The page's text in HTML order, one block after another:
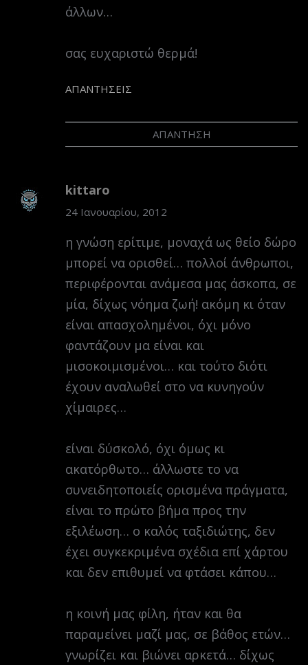
άλλων…
σας ευχαριστώ θερμά!
ΑΠΑΝΤΉΣΕΙΣ
ΑΠΆΝΤΗΣΗ
kittaro
24 Ιανουαρίου, 2012
η γνώση ερίτιμε, μοναχά ως θείο δώρο
μπορεί να ορισθεί… πολλοί άνθρωποι,
περιφέρονται ανάμεσα μας άσκοπα, σε
μία, δίχως νόημα ζωή! ακόμη κι όταν
είναι απασχολημένοι, όχι μόνο
φαντάζουν μα είναι και
μισοκοιμισμένοι… και τούτο διότι
έχουν αναλωθεί στο να κυνηγούν
χίμαιρες…
είναι δύσκολό, όχι όμως κι
ακατόρθωτο… άλλωστε το να
συνειδητοποιείς ορισμένα πράγματα,
είναι το πρώτο βήμα προς την
εξιλέωση… ο καλός ταξιδιώτης, δεν
έχει συγκεκριμένα σχέδια επί χάρτου
και δεν επιθυμεί να φτάσει κάπου…
η κοινή μας φίλη, ήταν και θα
παραμείνει μαζί μας, σε βάθος ετών…
γνωρίζει και βιώνει αρκετά… δίχως